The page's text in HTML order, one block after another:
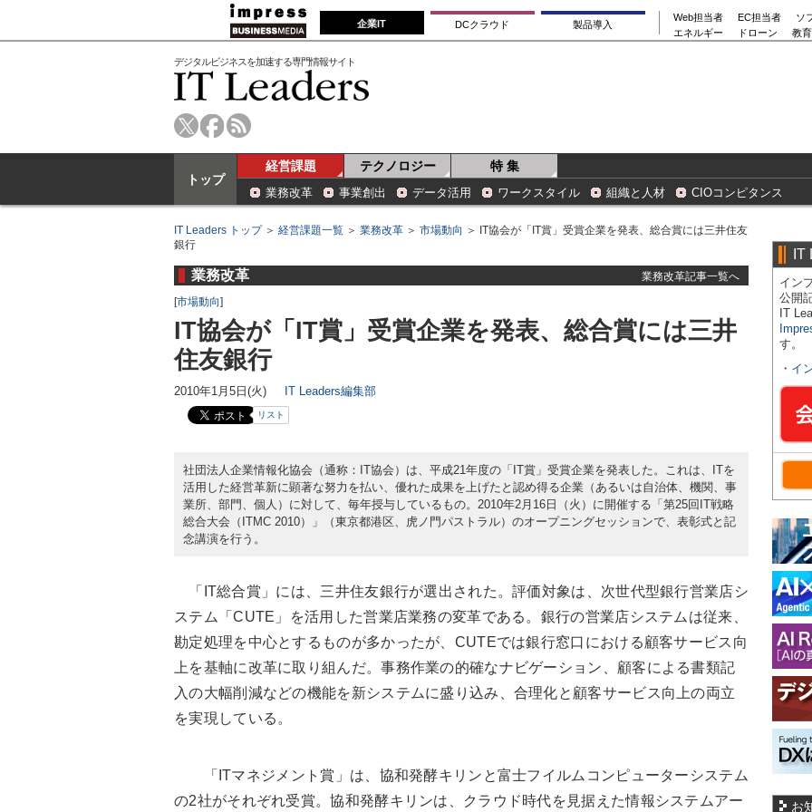
企業IT DCクラウド 製品導入
Web担当者 EC担当者
ソ
エネルギー
ドローン 教
デジタルビジネスを加速する専門情報サイト
トップ
経営課題 テクノロジー 特 集
業務改革 事業創出 データ活用 ワークスタイル 組織と人材 CIOコンピタンス
IT Leaders トップ＞ 経営課題一覧 ＞ 業務改革 ＞ 市場動向 ＞ IT協会が「IT賞」受賞企業を発表、総合賞には三井住友
銀行
業務改革
業務改革記事一覧へ
[市場動向]
IT協会が「IT賞」受賞企業を発表、総合賞には三井
住友銀行
2010年1月5日(火) IT Leaders編集部
リスト
社団法人企業情報化協会（通称：IT協会）は、平成21年度の「IT賞」受賞企業を発表した。これは、ITを
活用した経営革新に顕著な努力を払い、優れた成果を上げたと認め得る企業（あるいは自治体、機関、事
業所、部門、個人）に対して、毎年授与しているもの。2010年2月16日（火）に開催する「第25回IT戦略
総合大会（ITMC 2010）」（東京都港区、虎ノ門パストラル）のオープニングセッションで、表彰式と記
念講演を行う。
「IT総合賞」には、三井住友銀行が選出された。評価対象は、次世代型銀行営業店シ
ステム「CUTE」を活用した営業店業務の変革である。銀行の営業店システムは従来、
勘定処理を中心とするものが多かったが、CUTEでは銀行窓口における顧客サービス向
上を基軸に改革に取り組んだ。事務作業の的確なナビゲーション、顧客による書類記
入の大幅削減などの機能を新システムに盛り込み、合理化と顧客サービス向上の両立
を実現している。
「ITマネジメント賞」は、協和発酵キリンと富士フイルムコンピューターシステム
の2社がそれぞれ受賞。協和発酵キリンは、クラウド時代を見据えた情報システムアー
IT
イン
公開
IT
す。
・ イ
お